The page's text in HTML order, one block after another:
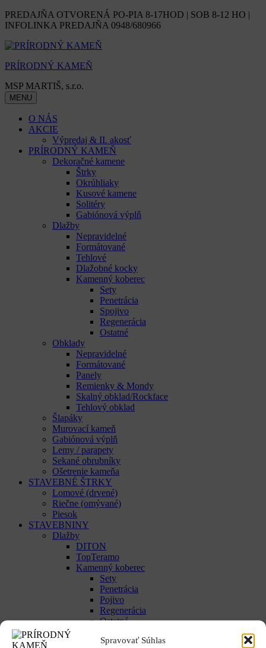
Spravovať Súhlas
Skip
to
PREDAJŇA OTVORENÁ PO-PIA 8-17HOD | SOB 8-12 HO |
INFOLINKA PREDAJŇA 0948/680966
PRÍRODNÝ KAMEŇ
MSP MARTIŠ, s.r.o.
MENU
O NÁS
AKCIE
Výpredaj & II. akosť
PRÍRODNÝ KAMEŇ
Dekoračné kamene
Štrky
Okrúhliaky
Kusové kamene
Solitéry
Gabiónová výplň
Dlažby
Nepravidelné
Formátované
Tehlové
Dlažobné kocky
Kamenný koberec
Sety
Penetrácia
Spojivo
Regenerácia
Ostatné
Obklady
Nepravidelné
Formátované
Panely
Remienky & Mondy
Skalný obklad/Rockface
Tehlový obklad
Šlapáky
Murovací kameň
Gabiónová výplň
Lemy / parapety
Sekané obrubníky
Ošetrenie kameňa
STAVEBNÉ ŠTRKY
Lomové (drvené)
Riečne (omývané)
Piesok
STAVEBNINY
Dlažby
DITON
TopTeramo
Kamenný koberec
Sety
Penetrácia
Pojivo
Regenerácia
Ostatné
Obklady
Exteriér/Interiér